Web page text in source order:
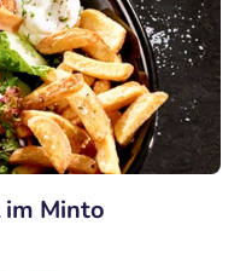
Minto